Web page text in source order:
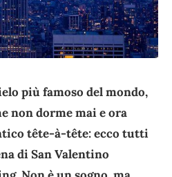
più famoso del mondo,
non dorme mai e ora
tête-à-tête: ecco tutti
di San Valentino